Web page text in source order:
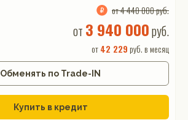
от 4 440 000 руб.
от 3 940 000руб.
от42 229 руб. в месяц
Обменять по Trade-IN
Купить в кредит